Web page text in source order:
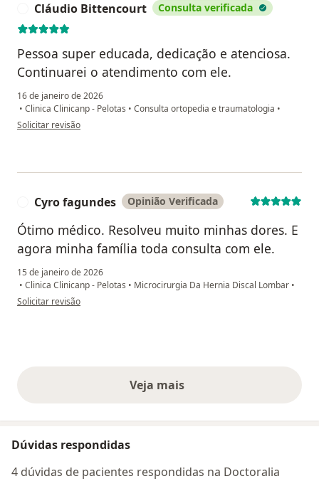
Cláudio Bittencourt Consulta verificada
Pessoa super educada, dedicação e atenciosa.
Continuarei o atendimento com ele.
16 de janeiro de 2026
• Clinica Clinicanp - Pelotas • Consulta ortopedia e traumatologia •
na opinião do utilizador Cláudio Bittencourt
Solicitar revisão
Cyro fagundes Opinião Verificada
Ótimo médico. Resolveu muito minhas dores. E
agora minha família toda consulta com ele.
15 de janeiro de 2026
• Clinica Clinicanp - Pelotas • Microcirurgia Da Hernia Discal Lombar •
na opinião do utilizador Cyro fagundes
Solicitar revisão
Veja maisopiniões acima
Dúvidas respondidas
4 dúvidas de pacientes respondidas na Doctoralia